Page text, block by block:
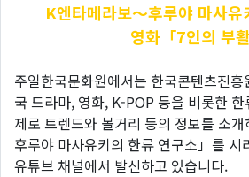
K엔타메라보～후루야 마사유
영화「7인의 부활
주일한국문화원에서는 한국콘텐츠진
국 드라마, 영화, K-POP 등을 비롯한
제로 트렌드와 볼거리 등의 정보를 소
후루야 마사유키의 한류 연구소」를 시
유튜브 채널에서 발신하고 있습니다.